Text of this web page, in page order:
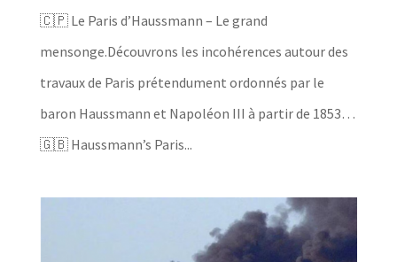
🇨🇵 Le Paris d’Haussmann – Le grand
mensonge.Découvrons les incohérences autour des
travaux de Paris prétendument ordonnés par le
baron Haussmann et Napoléon III à partir de 1853…
🇬🇧 Haussmann’s Paris...